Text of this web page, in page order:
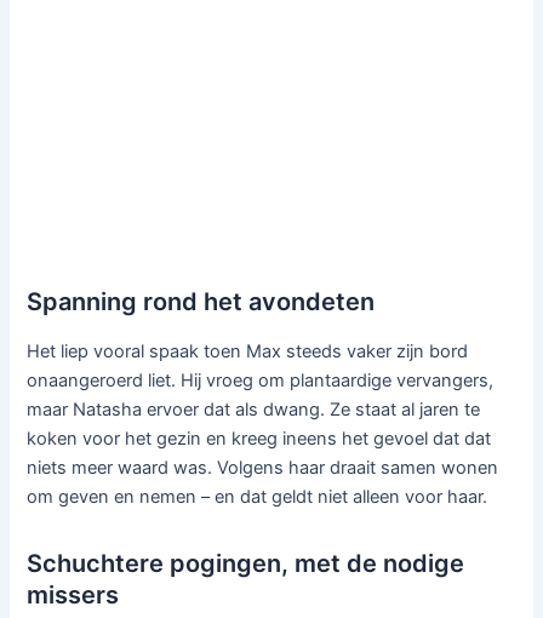
Spanning rond het avondeten
Het liep vooral spaak toen Max steeds vaker zijn bord
onaangeroerd liet. Hij vroeg om plantaardige vervangers,
maar Natasha ervoer dat als dwang. Ze staat al jaren te
koken voor het gezin en kreeg ineens het gevoel dat dat
niets meer waard was. Volgens haar draait samen wonen
om geven en nemen – en dat geldt niet alleen voor haar.
Schuchtere pogingen, met de nodige
missers